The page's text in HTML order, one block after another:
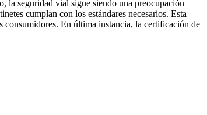
la seguridad vial sigue siendo una preocupación
cumplan con los estándares necesarios. Esta
consumidores. En última instancia, la certificación de